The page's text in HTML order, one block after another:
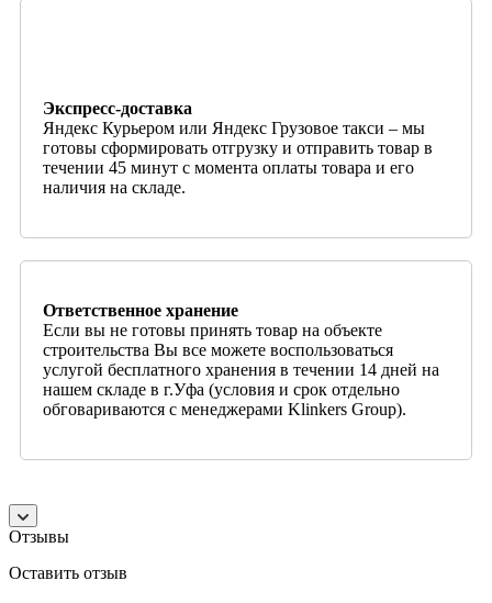
Экспресс-доставка
Яндекс Курьером или Яндекс Грузовое такси – мы
готовы сформировать отгрузку и отправить товар в
течении 45 минут с момента оплаты товара и его
наличия на складе.
Ответственное хранение
Если вы не готовы принять товар на объекте
строительства Вы все можете воспользоваться
услугой бесплатного хранения в течении 14 дней на
нашем складе в г.Уфа (условия и срок отдельно
обговариваются с менеджерами Klinkers Group).
Отзывы
Оставить отзыв